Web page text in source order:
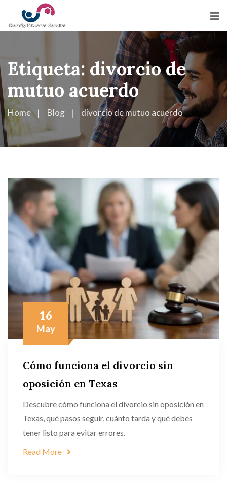
Etiqueta: divorcio de
mutuo acuerdo
Home Blog divorcio de mutuo acuerdo
16
May
Cómo funciona el divorcio sin
oposición en Texas
Descubre cómo funciona el divorcio sin oposición en
Texas, qué pasos seguir, cuánto tarda y qué debes
tener listo para evitar errores.
Read More